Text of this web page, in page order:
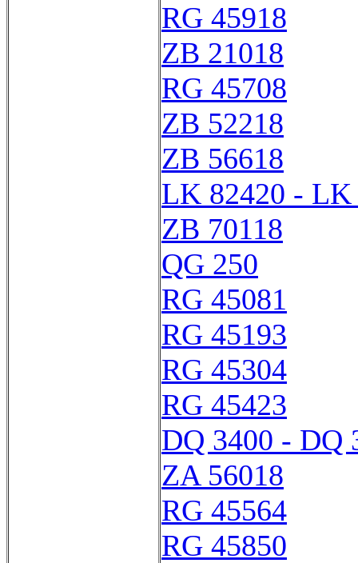
RG 45918
ZB 21018
RG 45708
ZB 52218
ZB 56618
LK 82420 - LK
ZB 70118
QG 250
RG 45081
RG 45193
RG 45304
RG 45423
DQ 3400 - DQ
ZA 56018
RG 45564
RG 45850